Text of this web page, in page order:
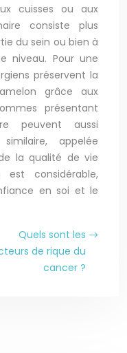
cuisses ou aux
consiste plus
du sein ou bien à
niveau. Pour une
préservent la
grâce aux
présentant
peuvent aussi
appelée
la qualité de vie
considérable,
en soi et le
Quels sont les
de rique du
cancer ?